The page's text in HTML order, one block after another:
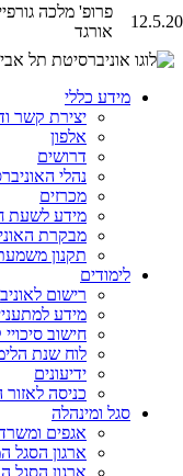
12.5.20
פרופ' מלכה
אורגד
מידע כללי
יצירת קשר
אלפון
דרושים
נהלי
מכרזים
מידע לשעת
מבקרת
תקנון
לימודים
רישום
מידע
חישוב
לוח שנת
ידיעונים
כניסה לאזור
סגל ומינהלה
אגפים
ארגון הסגל
ארגון הסגל